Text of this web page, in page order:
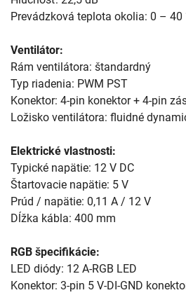
Prevádzková teplota okolia: 0 – 40
Ventilátor:
Rám ventilátora: štandardný
Typ riadenia: PWM PST
Konektor: 4-pin konektor + 4-pin
Ložisko ventilátora: fluidné
Elektrické vlastnosti:
Typické napätie: 12 V DC
Štartovacie napätie: 5 V
Prúd / napätie: 0,11 A / 12 V
Dĺžka kábla: 400 mm
RGB špecifikácie:
LED diódy: 12 A-RGB LED
Konektor: 3-pin 5 V-DI-GND